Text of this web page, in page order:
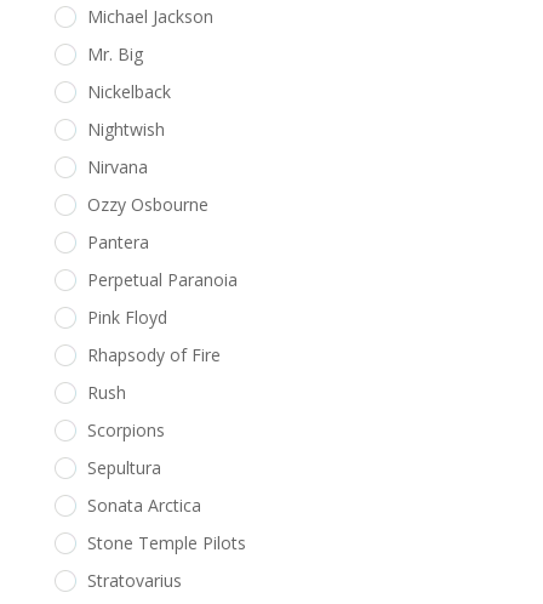
Michael Jackson
Mr. Big
Nickelback
Nightwish
Nirvana
Ozzy Osbourne
Pantera
Perpetual Paranoia
Pink Floyd
Rhapsody of Fire
Rush
Scorpions
Sepultura
Sonata Arctica
Stone Temple Pilots
Stratovarius